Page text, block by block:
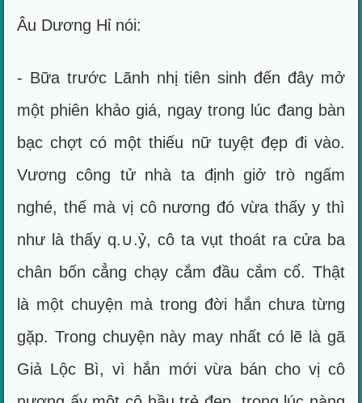
Âu Dương Hỉ nói:
- Bữa trước Lãnh nhị tiên sinh đến đây mở
một phiên khảo giá, ngay trong lúc đang bàn
bạc chợt có một thiếu nữ tuyệt đẹp đi vào.
Vương công tử nhà ta định giở trò ngấm
nghé, thế mà vị cô nương đó vừa thấy y thì
như là thấy q.∪.ỷ, cô ta vụt thoát ra cửa ba
chân bốn cẳng chạy cắm đầu cắm cổ. Thật
là một chuyện mà trong đời hắn chưa từng
gặp. Trong chuyện này may nhất có lẽ là gã
Giả Lộc Bì, vì hắn mới vừa bán cho vị cô